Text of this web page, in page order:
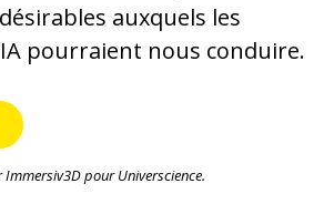
auxquels les
pourraient nous conduire.
Immersiv3D pour Universcience.